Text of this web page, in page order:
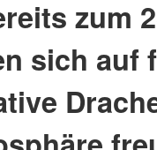
zum
sich auf